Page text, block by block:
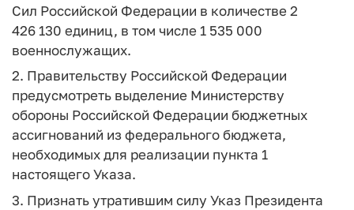
Сил Российской Федерации в количестве 2
426 130 единиц, в том числе 1 535 000
военнослужащих.
2. Правительству Российской Федерации
предусмотреть выделение Министерству
обороны Российской Федерации бюджетных
ассигнований из федерального бюджета,
необходимых для реализации пункта 1
настоящего Указа.
3. Признать утратившим силу Указ Президента